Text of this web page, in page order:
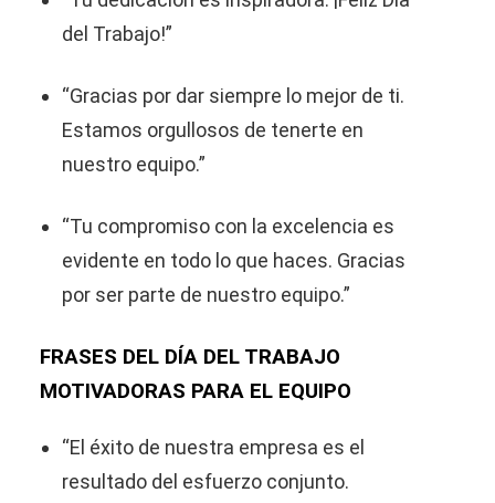
del Trabajo!”
“Gracias por dar siempre lo mejor de ti.
Estamos orgullosos de tenerte en
nuestro equipo.”
“Tu compromiso con la excelencia es
evidente en todo lo que haces. Gracias
por ser parte de nuestro equipo.”
FRASES DEL DÍA DEL TRABAJO
MOTIVADORAS PARA EL EQUIPO
“El éxito de nuestra empresa es el
resultado del esfuerzo conjunto.